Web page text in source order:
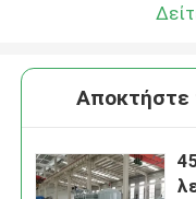
Αποκτήστε